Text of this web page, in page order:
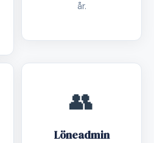
år.
👥
Löneadmin